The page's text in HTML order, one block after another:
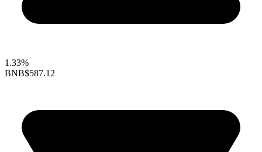
1.33%
BNB$587.12